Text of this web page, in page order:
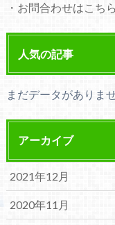
・お問合わせはこち
人気の記事
まだデータがありませ
アーカイブ
2021年12月
2020年11月